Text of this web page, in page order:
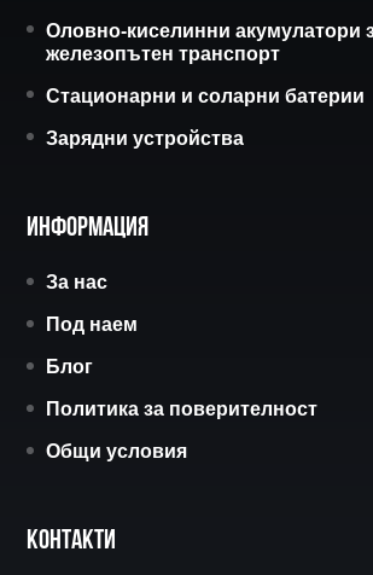
Оловно-киселинни акумулатори
железопътен транспорт
Стационарни и соларни батерии
Зарядни устройства
Информация
За нас
Под наем
Блог
Политика за поверителност
Общи условия
Контакти